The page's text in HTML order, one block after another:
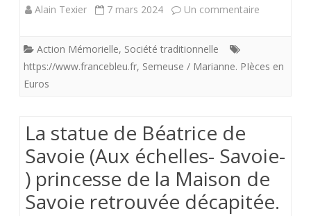
Alain Texier 7 mars 2024 Un commentaire
monnaies
en
Euros.
Action Mémorielle, Société traditionnelle
https://www.francebleu.fr, Semeuse / Marianne. PIèces en
Euros
La statue de Béatrice de
Savoie (Aux échelles- Savoie-
) princesse de la Maison de
Savoie retrouvée décapitée.